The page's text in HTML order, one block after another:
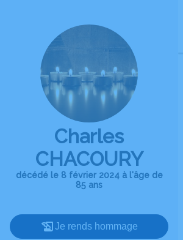
Charles
CHACOURY
décédé le 8 février 2024 à l'âge de
85 ans
Je rends hommage